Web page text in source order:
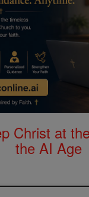
Christ at
the AI Age